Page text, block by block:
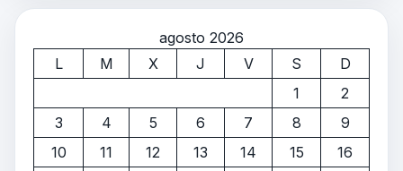
agosto 2026
L
M X J V S
D
1
2
3
4 5 6 7 8
9
10
11 12 13 14 15
16